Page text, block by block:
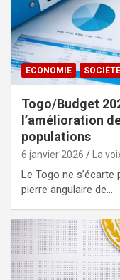
ECONOMIE SOCIÉTÉ
Togo/Budget
l’amélioration
populations
6 janvier 2026 La
Le Togo ne
pierre angulaire de…